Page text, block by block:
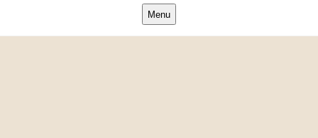
Menu